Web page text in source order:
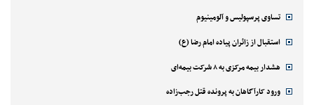
تساوی پرسپولیس و آلومینیوم
استقبال از زائران پیاده امام رضا (ع)
هشدار بیمه مرکزی به ۸ شرکت بیمه‌ای
ورود کارآگاهان به پرونده قتل رجب‌زاده